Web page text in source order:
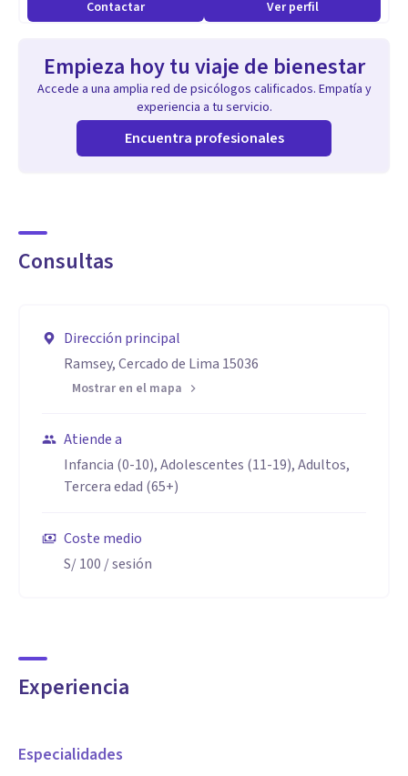
Contactar Ver perfil
Empieza hoy tu viaje de bienestar
Accede a una amplia red de psicólogos calificados. Empatía y
experiencia a tu servicio.
Encuentra profesionales
Consultas
Dirección principal
Ramsey, Cercado de Lima 15036
Mostrar en el mapa
Atiende a
Infancia (0-10), Adolescentes (11-19), Adultos,
Tercera edad (65+)
Coste medio
S/ 100 / sesión
Experiencia
Especialidades